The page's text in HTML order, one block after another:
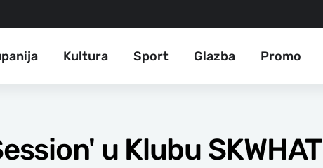
Kultura Sport Glazba Promo
u Klubu SKWHAT